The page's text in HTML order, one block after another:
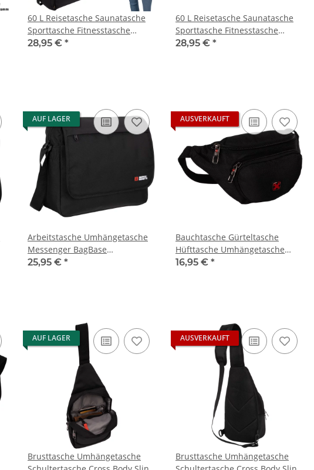
60 L Reisetasche Saunatasche
Sporttasche Fitnesstasche
Damen Herren
28,95 € *
60 L Reisetasche Saunatasche
Sporttasche Fitnesstasche
Damen Herren
28,95 € *
AUF LAGER
Arbeitstasche Umhängetasche
Messenger BagBase
Herrentasche Schwarz
25,95 € *
AUSVERKAUFT
Bauchtasche Gürteltasche
Hüfttasche Umhängetasche
Crossbody-Bag Sporttasche
16,95 € *
AUF LAGER
Brusttasche Umhängetasche
AUSVERKAUFT
Brusttasche Umhängetasche